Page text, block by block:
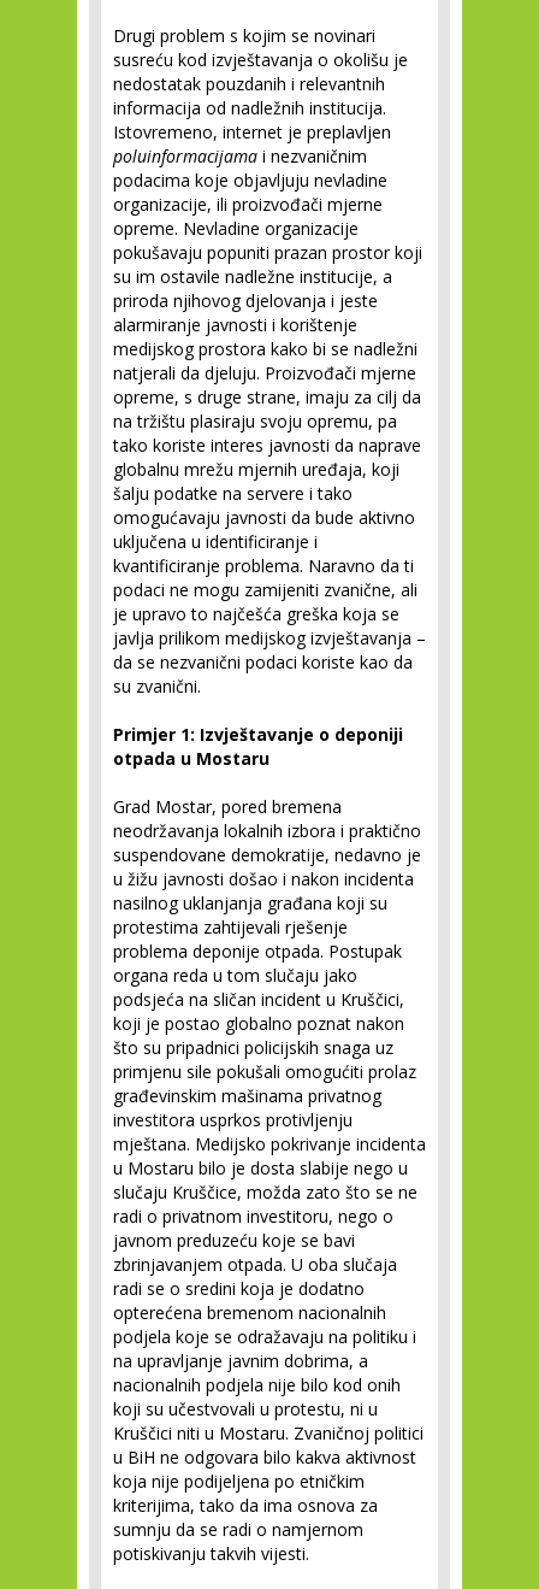
Drugi problem s kojim se novinari
susreću kod izvještavanja o okolišu je
nedostatak pouzdanih i relevantnih
informacija od nadležnih institucija.
Istovremeno, internet je preplavljen
poluinformacijama i nezvaničnim
podacima koje objavljuju nevladine
organizacije, ili proizvođači mjerne
opreme. Nevladine organizacije
pokušavaju popuniti prazan prostor koji
su im ostavile nadležne institucije, a
priroda njihovog djelovanja i jeste
alarmiranje javnosti i korištenje
medijskog prostora kako bi se nadležni
natjerali da djeluju. Proizvođači mjerne
opreme, s druge strane, imaju za cilj da
na tržištu plasiraju svoju opremu, pa
tako koriste interes javnosti da naprave
globalnu mrežu mjernih uređaja, koji
šalju podatke na servere i tako
omogućavaju javnosti da bude aktivno
uključena u identificiranje i
kvantificiranje problema. Naravno da ti
podaci ne mogu zamijeniti zvanične, ali
je upravo to najčešća greška koja se
javlja prilikom medijskog izvještavanja –
da se nezvanični podaci koriste kao da
su zvanični.
Primjer 1: Izvještavanje o deponiji
otpada u Mostaru
Grad Mostar, pored bremena
neodržavanja lokalnih izbora i praktično
suspendovane demokratije, nedavno je
u žižu javnosti došao i nakon incidenta
nasilnog uklanjanja građana koji su
protestima zahtijevali rješenje
problema deponije otpada. Postupak
organa reda u tom slučaju jako
podsjeća na sličan incident u Kruščici,
koji je postao globalno poznat nakon
što su pripadnici policijskih snaga uz
primjenu sile pokušali omogućiti prolaz
građevinskim mašinama privatnog
investitora usprkos protivljenju
mještana. Medijsko pokrivanje incidenta
u Mostaru bilo je dosta slabije nego u
slučaju Kruščice, možda zato što se ne
radi o privatnom investitoru, nego o
javnom preduzeću koje se bavi
zbrinjavanjem otpada. U oba slučaja
radi se o sredini koja je dodatno
opterećena bremenom nacionalnih
podjela koje se odražavaju na politiku i
na upravljanje javnim dobrima, a
nacionalnih podjela nije bilo kod onih
koji su učestvovali u protestu, ni u
Kruščici niti u Mostaru. Zvaničnoj politici
u BiH ne odgovara bilo kakva aktivnost
koja nije podijeljena po etničkim
kriterijima, tako da ima osnova za
sumnju da se radi o namjernom
potiskivanju takvih vijesti.